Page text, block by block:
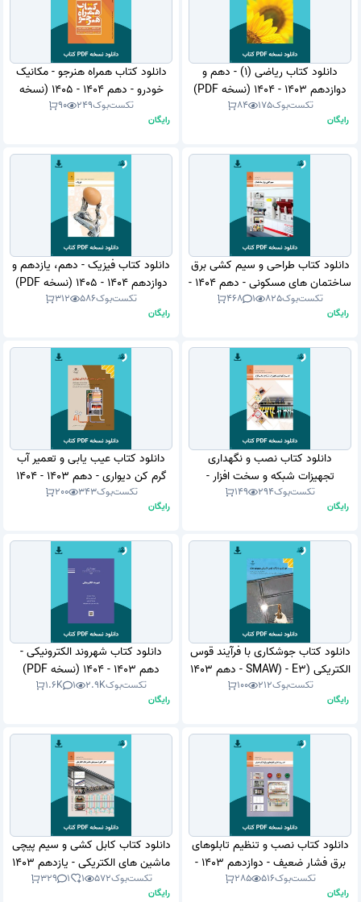
دانلود کتاب ریاضی (1) - دهم و
دوازدهم 1403 - 1404 (نسخه PDF)
تکست‌بوک175
84
رایگان
دانلود کتاب همراه هنرجو - مکانیک
خودرو - دهم 1404 - 1405 (نسخه
PDF)تکست‌بوک249
90
رایگان
دانلود کتاب طراحی و سیم کشی برق
ساختمان های مسکونی - دهم 1404 -
1405 (نسخه PDF)
تکست‌بوک825
1
468
رایگان
دانلود کتاب فیزیک - دهم، یازدهم و
دوازدهم 1404 - 1405 (نسخه PDF)
تکست‌بوک586
312
رایگان
دانلود کتاب نصب و نگهداری
تجهیزات شبکه و سخت افزار -
دوازدهم 1404 - 1405 (نسخه PDF)تکست‌بوک294
149
رایگان
دانلود کتاب عیب یابی و تعمیر آب
گرم کن دیواری - دهم 1403 - 1404
(نسخه PDF)
تکست‌بوک343
200
رایگان
دانلود کتاب جوشکاری با فرآیند قوس
الکتریکی (SMAW) - E3 - دهم 1403
- 1404 (نسخه PDF)
تکست‌بوک212
100
رایگان
دانلود کتاب شهروند الکترونیکی -
دهم 1403 - 1404 (نسخه PDF)
تکست‌بوک2.9K
1
1.6K
رایگان
دانلود کتاب نصب و تنظیم تابلوهای
برق فشار ضعیف - دوازدهم 1403 -
1404 (نسخه PDF)
تکست‌بوک516
285
رایگان
دانلود کتاب کابل کشی و سیم پیچی
ماشین های الکتریکی - یازدهم 1403
- 1404 (نسخه PDF)
تکست‌بوک572
1
1
329
رایگان